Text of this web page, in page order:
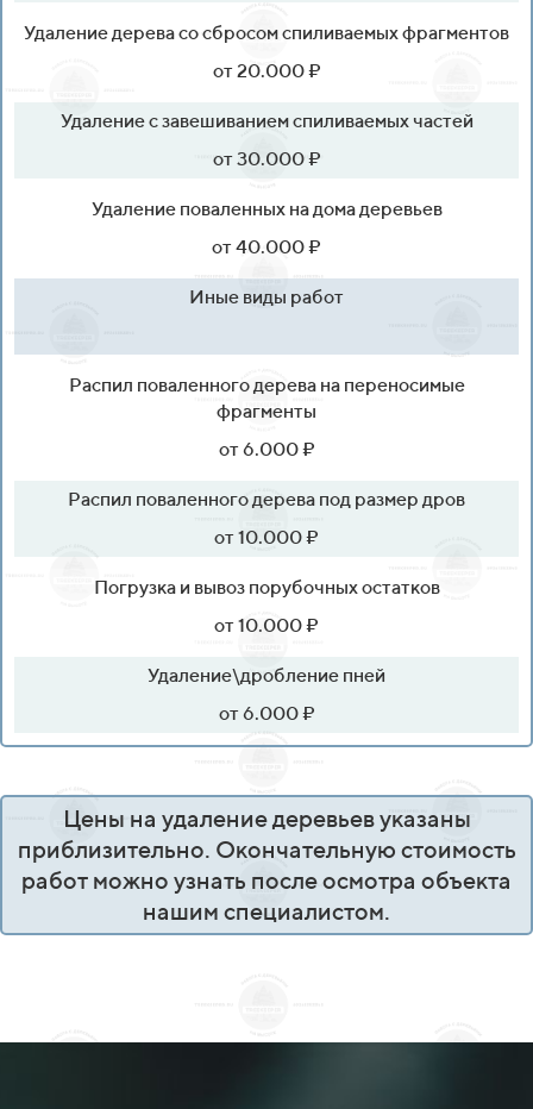
Удаление дерева со сбросом спиливаемых фрагментов
от 20.000 ₽
Удаление с завешиванием спиливаемых частей
от 30.000 ₽
Удаление поваленных на дома деревьев
от 40.000 ₽
Иные виды работ
Распил поваленного дерева на переносимые
фрагменты
от 6.000 ₽
Распил поваленного дерева под размер дров
от 10.000 ₽
Погрузка и вывоз порубочных остатков
от 10.000 ₽
Удаление\дробление пней
от 6.000 ₽
Цены на удаление деревьев указаны
приблизительно. Окончательную стоимость
работ можно узнать после осмотра объекта
нашим специалистом.